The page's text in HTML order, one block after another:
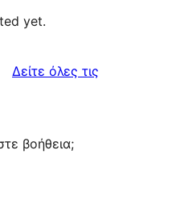
yet.
Δείτε όλες τις
βοήθεια;